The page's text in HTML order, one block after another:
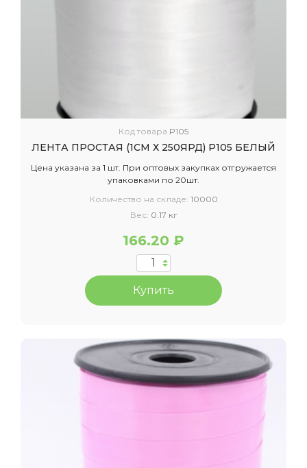
Код товара P105
ЛЕНТА ПРОСТАЯ (1СМ Х 250ЯРД) P105 БЕЛЫЙ
Цена указана за 1 шт. При оптовых закупках отгружается
упаковками по 20шт.
Количество на складе: 10000
Вес: 0.17 кг
166.20 ₽
Купить